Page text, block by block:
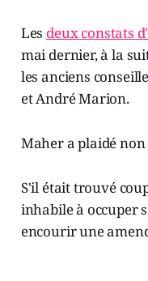
Les deux constats
mai dernier, à la
les anciens
et André Marion.
Maher a plaidé
S'il était trouvé
inhabile à occuper
encourir une